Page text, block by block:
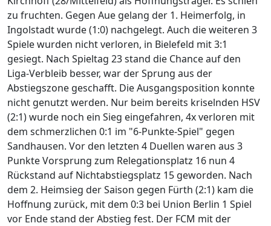
zu fruchten. Gegen Aue gelang der 1. Heimerfolg, in
Ingolstadt wurde (1:0) nachgelegt. Auch die weiteren 3
Spiele wurden nicht verloren, in Bielefeld mit 3:1
gesiegt. Nach Spieltag 23 stand die Chance auf den
Liga-Verbleib besser, war der Sprung aus der
Abstiegszone geschafft. Die Ausgangsposition konnte
nicht genutzt werden. Nur beim bereits kriselnden HSV
(2:1) wurde noch ein Sieg eingefahren, 4x verloren mit
dem schmerzlichen 0:1 im "6-Punkte-Spiel" gegen
Sandhausen. Vor den letzten 4 Duellen waren aus 3
Punkte Vorsprung zum Relegationsplatz 16 nun 4
Rückstand auf Nichtabstiegsplatz 15 geworden. Nach
dem 2. Heimsieg der Saison gegen Fürth (2:1) kam die
Hoffnung zurück, mit dem 0:3 bei Union Berlin 1 Spiel
vor Ende stand der Abstieg fest. Der FCM mit der